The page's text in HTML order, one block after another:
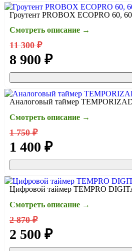
Гроутент PROBOX ECOPRO 60,
Смотреть описание →
11 300 ₽
8 900 ₽
Аналоговый таймер
Смотреть описание →
1 750 ₽
1 400 ₽
Цифровой таймер TEMPRO
Смотреть описание →
2 870 ₽
2 500 ₽